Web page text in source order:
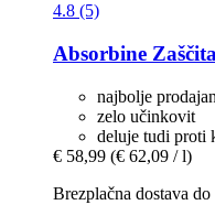
4.8 (5)
Absorbine
najbolje
zelo učinkovit
deluje tudi proti
€ 58,99 (€ 62,09 / l)
Brezplačna dostava do